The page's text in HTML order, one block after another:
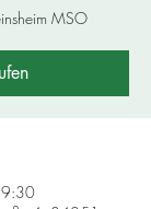
MSO